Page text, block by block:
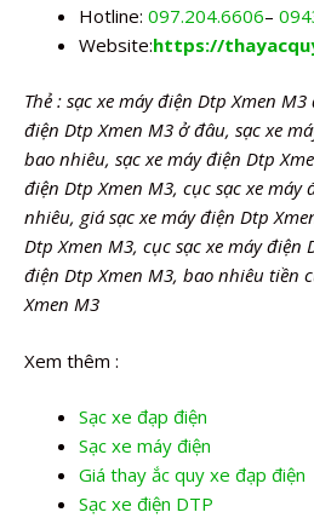
Hotline: 097.204.6606–
Website:https://
Thẻ : sạc xe máy điện Dtp Xmen
điện Dtp Xmen M3 ở đâu, sạc xe
bao nhiêu, sạc xe máy điện Dtp
điện Dtp Xmen M3, cục sạc xe máy
nhiêu, giá sạc xe máy điện Dtp
Dtp Xmen M3, cục sạc xe máy điện
điện Dtp Xmen M3, bao nhiêu tiền
Xmen M3
Xem thêm :
Sạc xe đạp điện
Sạc xe máy điện
Giá thay ắc quy xe đạp điện
Sạc xe điện DTP